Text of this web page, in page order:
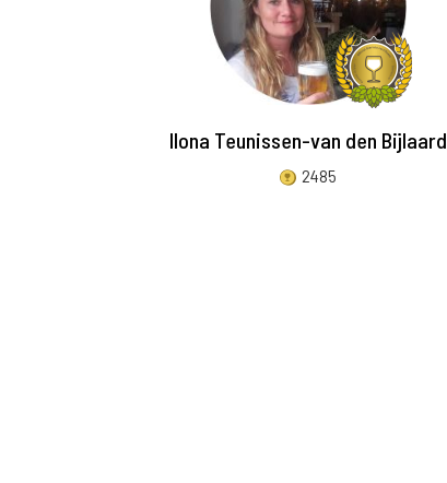
Ilona Teunissen-van den Bijlaard
2485